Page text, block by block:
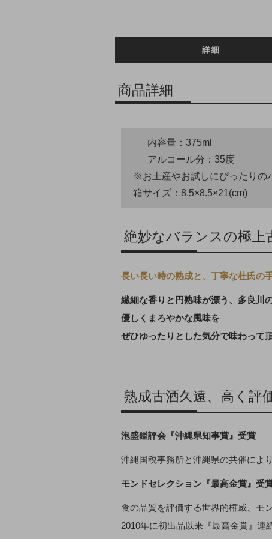
詳細
商品詳細
内容量：375ml
アルコール分：35度
※お土産やお試しにぴったりの
箱サイズ：8.5×8.5×21(cm)
絶妙なバランスの極上
長い長い時の熟成と、丁寧な杜氏の
繊細な香りと円熟味が漂う、多良川
優しくまろやかな風味を
ぜひゆったりとした気分で味わって
熟成古酒久遠、高く評
泡盛鑑評会『沖縄県知事賞』受賞
沖縄国税事務所と沖縄県の共催によ
モンドセレクション『最高金賞』受
食の品質を評価する世界的権威、モ
2010年に初出品以来『最高金賞』連